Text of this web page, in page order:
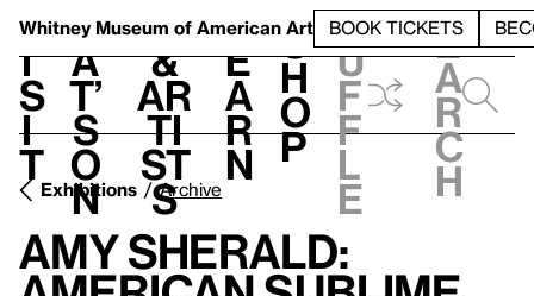
Whitney Museum of American Art BOOK TICKETS
V
i
s
i
t
h
a
t’
s
o
n
t
&
Ar
ti
st
s
L
e
a
r
n
S
h
o
p
h
u
f
f
l
e
e
a
r
c
h
Exhibitions Archive
Amy Sherald: